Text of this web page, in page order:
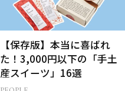
【保存版】本当に喜ばれ
た！3,000円以下の「手土
産スイーツ」16選